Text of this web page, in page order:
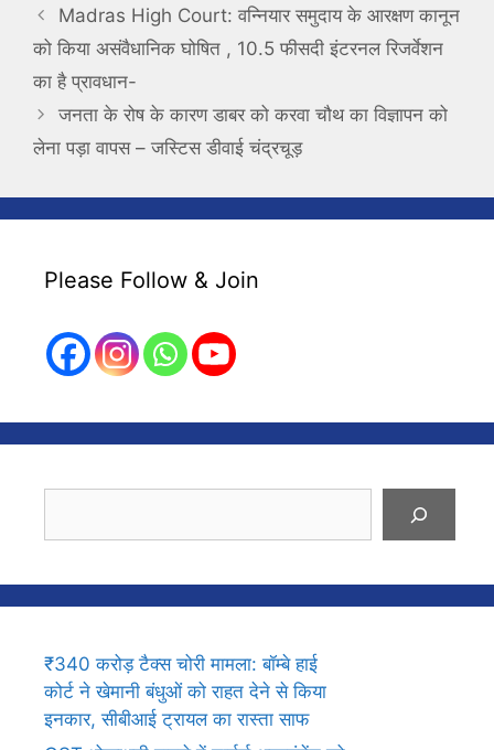
Madras High Court: वन्नियार समुदाय के आरक्षण कानून
को किया असंवैधानिक घोषित , 10.5 फीसदी इंटरनल रिजर्वेशन
का है प्रावधान-
जनता के रोष के कारण डाबर को करवा चौथ का विज्ञापन को
लेना पड़ा वापस – ज‌स्टिस डीवाई चंद्रचूड़
Please Follow & Join
₹340 करोड़ टैक्स चोरी मामला: बॉम्बे हाई
कोर्ट ने खेमानी बंधुओं को राहत देने से किया
इनकार, सीबीआई ट्रायल का रास्ता साफ